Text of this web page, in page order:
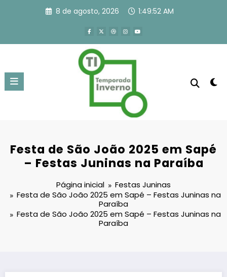
8 de agosto, 2026 1:49:52 AM
Festa de São João 2025 em Sapé
– Festas Juninas na Paraíba
Página inicial
Festas Juninas
Festa de São João 2025 em Sapé – Festas Juninas na
Paraíba
Festa de São João 2025 em Sapé – Festas Juninas na
Paraíba